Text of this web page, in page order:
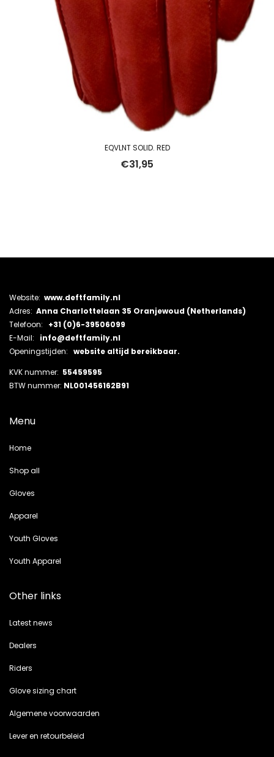
EQVLNT SOLID. RED
€31,95
Website: www.deftfamily.nl
Adres: Anna Charlottelaan 35 Oranjewoud (Netherlands)
Telefoon: +31 (0)6-39506099
E-Mail: info@deftfamily.nl
Openingstijden: website altijd bereikbaar.
KVK nummer: 55459595
BTW nummer: NL001456162B91
Menu
Home
Shop all
Gloves
Apparel
Youth Gloves
Youth Apparel
Other links
Latest news
Dealers
Riders
Glove sizing chart
Algemene voorwaarden
Lever en retourbeleid